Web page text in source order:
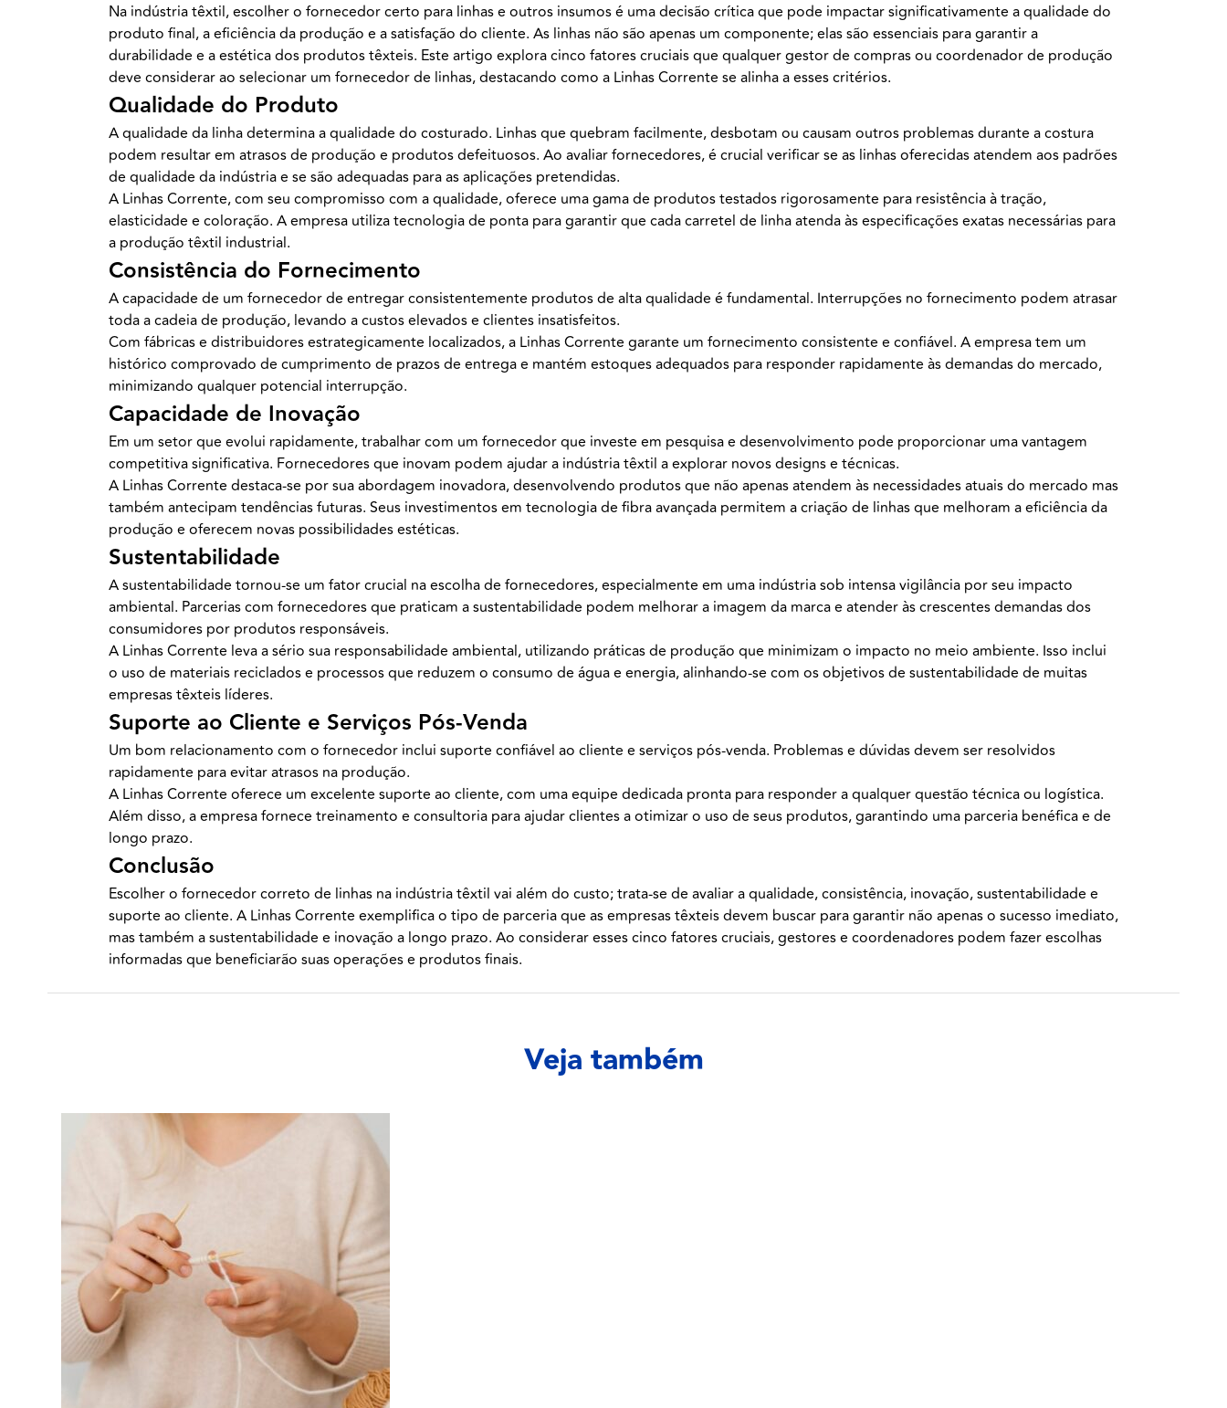
Na indústria têxtil, escolher o fornecedor certo para linhas e outros insumos é uma decisão crítica que pode impactar significativamente a qualidade do
produto final, a eficiência da produção e a satisfação do cliente. As linhas não são apenas um componente; elas são essenciais para garantir a
durabilidade e a estética dos produtos têxteis. Este artigo explora cinco fatores cruciais que qualquer gestor de compras ou coordenador de produção
deve considerar ao selecionar um fornecedor de linhas, destacando como a Linhas Corrente se alinha a esses critérios.
Qualidade do Produto
A qualidade da linha determina a qualidade do costurado. Linhas que quebram facilmente, desbotam ou causam outros problemas durante a costura
podem resultar em atrasos de produção e produtos defeituosos. Ao avaliar fornecedores, é crucial verificar se as linhas oferecidas atendem aos padrões
de qualidade da indústria e se são adequadas para as aplicações pretendidas.
A Linhas Corrente, com seu compromisso com a qualidade, oferece uma gama de produtos testados rigorosamente para resistência à tração,
elasticidade e coloração. A empresa utiliza tecnologia de ponta para garantir que cada carretel de linha atenda às especificações exatas necessárias para
a produção têxtil industrial.
Consistência do Fornecimento
A capacidade de um fornecedor de entregar consistentemente produtos de alta qualidade é fundamental. Interrupções no fornecimento podem atrasar
toda a cadeia de produção, levando a custos elevados e clientes insatisfeitos.
Com fábricas e distribuidores estrategicamente localizados, a Linhas Corrente garante um fornecimento consistente e confiável. A empresa tem um
histórico comprovado de cumprimento de prazos de entrega e mantém estoques adequados para responder rapidamente às demandas do mercado,
minimizando qualquer potencial interrupção.
Capacidade de Inovação
Em um setor que evolui rapidamente, trabalhar com um fornecedor que investe em pesquisa e desenvolvimento pode proporcionar uma vantagem
competitiva significativa. Fornecedores que inovam podem ajudar a indústria têxtil a explorar novos designs e técnicas.
A Linhas Corrente destaca-se por sua abordagem inovadora, desenvolvendo produtos que não apenas atendem às necessidades atuais do mercado mas
também antecipam tendências futuras. Seus investimentos em tecnologia de fibra avançada permitem a criação de linhas que melhoram a eficiência da
produção e oferecem novas possibilidades estéticas.
Sustentabilidade
A sustentabilidade tornou-se um fator crucial na escolha de fornecedores, especialmente em uma indústria sob intensa vigilância por seu impacto
ambiental. Parcerias com fornecedores que praticam a sustentabilidade podem melhorar a imagem da marca e atender às crescentes demandas dos
consumidores por produtos responsáveis.
A Linhas Corrente leva a sério sua responsabilidade ambiental, utilizando práticas de produção que minimizam o impacto no meio ambiente. Isso inclui
o uso de materiais reciclados e processos que reduzem o consumo de água e energia, alinhando-se com os objetivos de sustentabilidade de muitas
empresas têxteis líderes.
Suporte ao Cliente e Serviços Pós-Venda
Um bom relacionamento com o fornecedor inclui suporte confiável ao cliente e serviços pós-venda. Problemas e dúvidas devem ser resolvidos
rapidamente para evitar atrasos na produção.
A Linhas Corrente oferece um excelente suporte ao cliente, com uma equipe dedicada pronta para responder a qualquer questão técnica ou logística.
Além disso, a empresa fornece treinamento e consultoria para ajudar clientes a otimizar o uso de seus produtos, garantindo uma parceria benéfica e de
longo prazo.
Conclusão
Escolher o fornecedor correto de linhas na indústria têxtil vai além do custo; trata-se de avaliar a qualidade, consistência, inovação, sustentabilidade e
suporte ao cliente. A Linhas Corrente exemplifica o tipo de parceria que as empresas têxteis devem buscar para garantir não apenas o sucesso imediato,
mas também a sustentabilidade e inovação a longo prazo. Ao considerar esses cinco fatores cruciais, gestores e coordenadores podem fazer escolhas
informadas que beneficiarão suas operações e produtos finais.
Veja também